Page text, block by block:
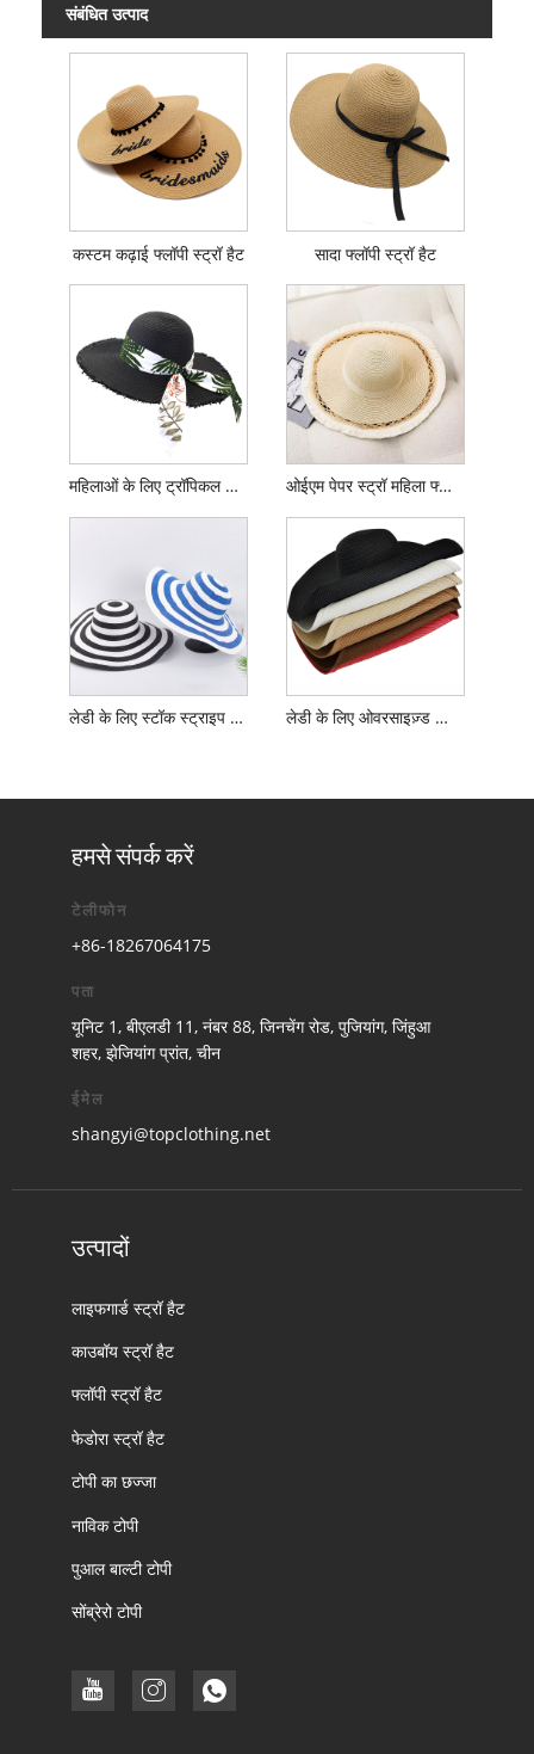
संबंधित उत्पाद
कस्टम कढ़ाई फ्लॉपी स्ट्रॉ हैट सादा फ्लॉपी स्ट्रॉ हैट
महिलाओं के लिए ट्रॉपिकल रिबन फ्लॉपी हैट ओईएम पेपर स्ट्रॉ महिला फ्लॉपी हैट
लेडी के लिए स्टॉक स्ट्राइप फ्लॉपी सन हैट में लेडी के लिए ओवरसाइज़्ड ब्रिम ब्लैंक फ्लॉपी सन हैट
हमसे संपर्क करें
टेलीफोन
+86-18267064175
पता
यूनिट 1, बीएलडी 11, नंबर 88, जिनचेंग रोड, पुजियांग, जिंहुआ
शहर, झेजियांग प्रांत, चीन
ईमेल
shangyi@topclothing.net
उत्पादों
लाइफगार्ड स्ट्रॉ हैट
काउबॉय स्ट्रॉ हैट
फ्लॉपी स्ट्रॉ हैट
फेडोरा स्ट्रॉ हैट
टोपी का छज्जा
नाविक टोपी
पुआल बाल्टी टोपी
सोंब्रेरो टोपी